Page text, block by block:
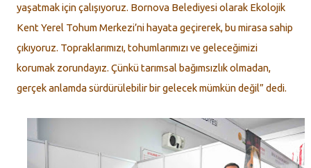
yaşatmak için çalışıyoruz. Bornova Belediyesi olarak Ekolojik
Kent Yerel Tohum Merkezi’ni hayata geçirerek, bu mirasa sahip
çıkıyoruz. Topraklarımızı, tohumlarımızı ve geleceğimizi
korumak zorundayız. Çünkü tarımsal bağımsızlık olmadan,
gerçek anlamda sürdürülebilir bir gelecek mümkün değil” dedi.